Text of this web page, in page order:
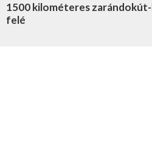
1500 kilométeres
felé